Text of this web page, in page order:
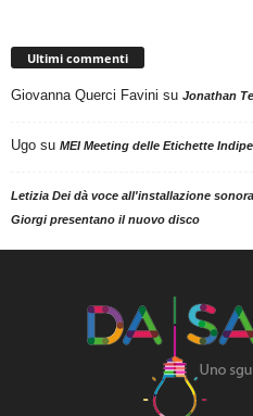
Ultimi commenti
Giovanna Querci Favini su Jonathan
Ugo su MEI Meeting delle Etichette
Letizia Dei dà voce all'installazione
Giorgi presentano il nuovo disco